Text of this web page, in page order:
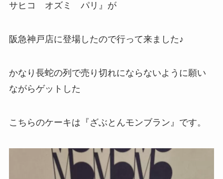
サヒコ オズミ パリ』が
阪急神戸店に登場したので行って来ました♪
かなり長蛇の列で売り切れにならないように願い
ながらゲットした
こちらのケーキは『ざぶとんモンブラン』です。